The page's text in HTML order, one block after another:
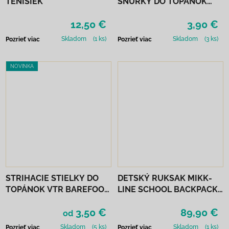
12,50 €
Pozrieť viac Skladom (1 ks)
3,90 €
Pozrieť viac Skladom (3 ks)
NOVINKA
STRIHACIE STIELKY DO
TOPÁNOK VTR BAREFOOT
od 3,50 €
Skladom (5 ks)
DETSKÝ RUKSAK MIKK-
LINE SCHOOL BACKPACK -
89,90 €
Skladom (1 ks)